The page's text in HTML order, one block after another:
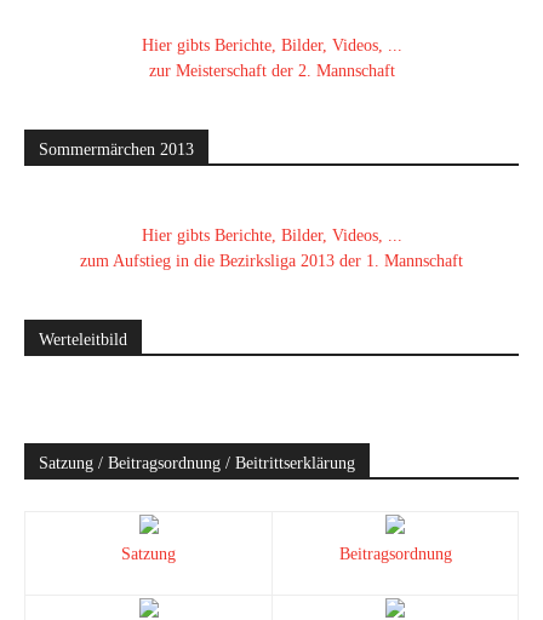
Hier gibts Berichte, Bilder, Videos, ...
zur Meisterschaft der 2. Mannschaft
Sommermärchen 2013
Hier gibts Berichte, Bilder, Videos, ...
zum Aufstieg in die Bezirksliga 2013 der 1. Mannschaft
Werteleitbild
Satzung / Beitragsordnung / Beitrittserklärung
Satzung Beitragsordnung